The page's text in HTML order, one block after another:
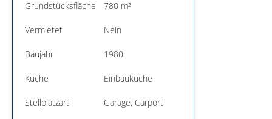
Grundstücksfläche 780 m²
Vermietet Nein
Baujahr 1980
Küche Einbauküche
Stellplatzart Garage, Carport